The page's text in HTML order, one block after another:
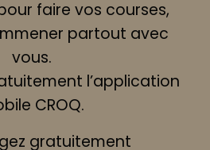
faire vos courses,
partout avec
vous.
l’application
CROQ.
gratuitement